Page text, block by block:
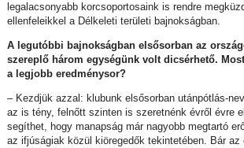
legalacsonyabb korcsoportosaink is rendre
ellenfeleikkel a Délkeleti területi bajnokságban.
A legutóbbi bajnokságban elsősorban az
szereplő három egységünk volt dicsérhető.
a legjobb eredménysor?
– Kezdjük azzal: klubunk elsősorban utánpótlás-
az is tény, felnőtt szinten is szeretnénk évről évre
segíthet, hogy manapság már nagyobb megtartó
az ifjúságiak közül kiöregedők tekintetében. Bár az